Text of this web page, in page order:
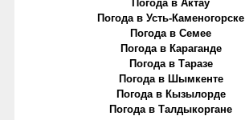
Погода в Актау
Погода в Усть-Каменогорске
Погода в Семее
Погода в Караганде
Погода в Таразе
Погода в Шымкенте
Погода в Кызылорде
Погода в Талдыкоргане